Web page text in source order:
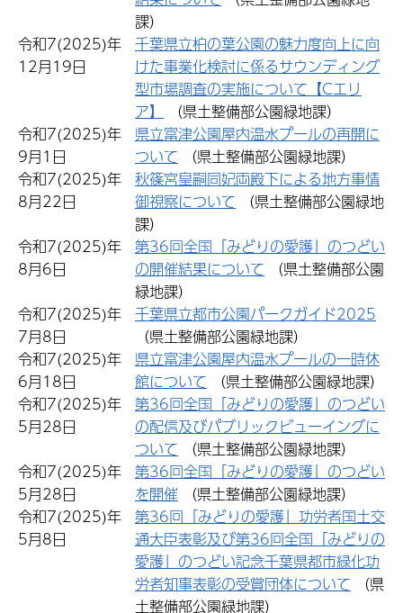
課）
令和7(2025)年
12月19日
千葉県立柏の葉公園の魅力度向上に向
けた事業化検討に係るサウンディング
型市場調査の実施について【Cエリ
ア】
（県土整備部公園緑地課）
令和7(2025)年
9月1日
県立富津公園屋内温水プールの再開に
ついて
（県土整備部公園緑地課）
令和7(2025)年
8月22日
秋篠宮皇嗣同妃両殿下による地方事情
御視察について
課）
令和7(2025)年
8月6日
第36回全国「みどりの愛護」のつどい
の開催結果について
緑地課）
令和7(2025)年
7月8日
千葉県立都市公園パークガイド2025
（県土整備部公園緑地課）
令和7(2025)年
6月18日
県立富津公園屋内温水プールの一時休
館について
（県土整備部公園緑地課）
令和7(2025)年
5月28日
第36回全国「みどりの愛護」のつどい
の配信及びパブリックビューイングに
ついて
（県土整備部公園緑地課）
令和7(2025)年
5月28日
第36回全国「みどりの愛護」のつどい
を開催
（県土整備部公園緑地課）
令和7(2025)年
5月8日
第36回「みどりの愛護」功労者国土交
通大臣表彰及び第36回全国「みどりの
愛護」のつどい記念千葉県都市緑化功
労者知事表彰の受賞団体について
土整備部公園緑地課）